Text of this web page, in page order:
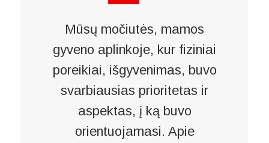
Mūsų močiutės, mamos
gyveno aplinkoje, kur fiziniai
poreikiai, išgyvenimas, buvo
svarbiausias prioritetas ir
aspektas, į ką buvo
orientuojamasi. Apie